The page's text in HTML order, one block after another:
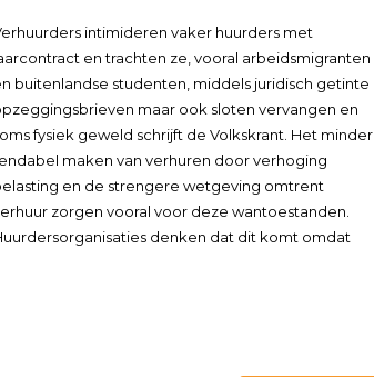
intimideren vaker huurders met
en trachten ze, vooral arbeidsmigranten
buitenlandse studenten, middels juridisch getinte
maar ook sloten vervangen en
fysiek geweld schrijft de Volkskrant. Het minder
maken van verhuren door verhoging
en de strengere wetgeving omtrent
zorgen vooral voor deze wantoestanden.
denken dat dit komt omdat